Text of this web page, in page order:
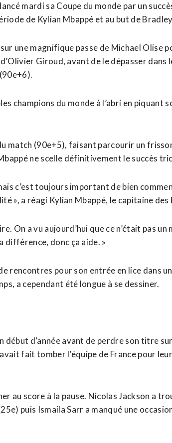
mardi sa Coupe du monde par un
de Kylian Mbappé et au but de
une magnifique passe de Michael Olise
Giroud, avant de le dépasser dans
champions du monde à ‌l’abri en piquant
match (90e+5), faisant parcourir ⁠un
ne scelle définitivement le succès
c’est toujours important de bien
», a réagi Kylian Mbappé, le capitaine des
On a vu aujourd’hui que ce n’était pas un
donc ça aide. »
rencontres pour son entrée en lice dans
a cependant été longue à se dessiner.
début d’année avant de perdre son titre
fait tomber l’équipe de France pour
au score à la pause. Nicolas Jackson a
puis Ismaila Sarr a manqué une